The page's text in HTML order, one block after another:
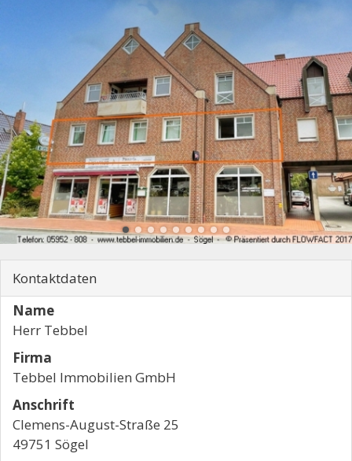
Kontaktdaten
Name
Herr Tebbel
Firma
Tebbel Immobilien GmbH
Anschrift
Clemens-August-Straße 25
49751 Sögel